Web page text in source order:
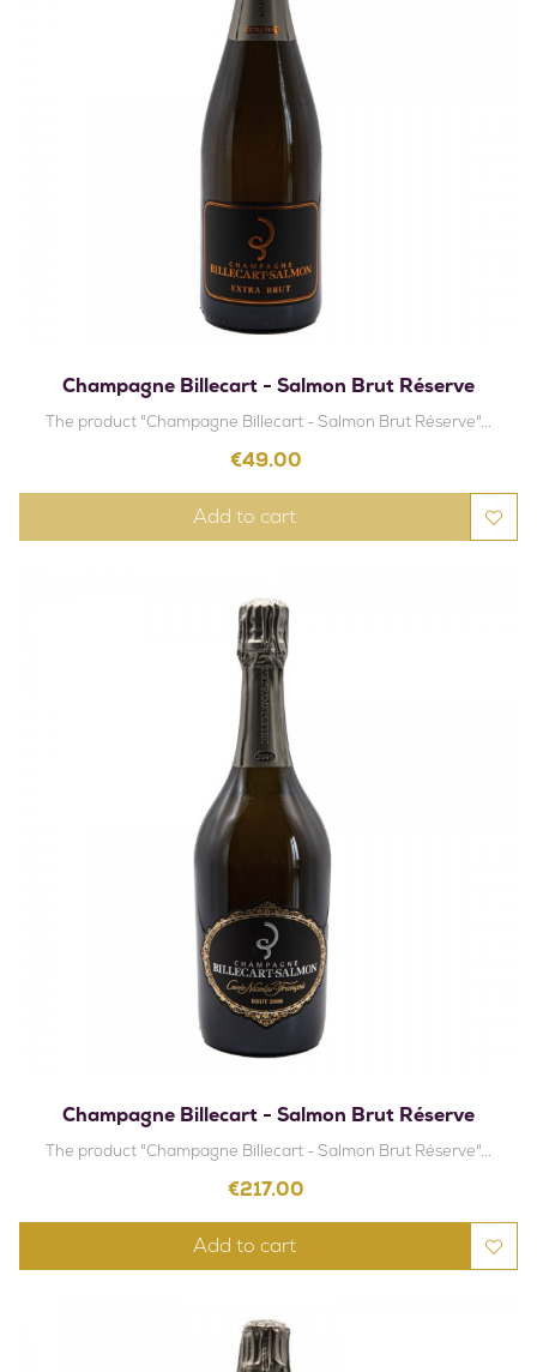
Champagne Billecart - Salmon Brut Réserve
The product "Champagne Billecart - Salmon Brut Réserve"...
Price
€49.00
Add to cart
Champagne Billecart - Salmon Brut Réserve
The product "Champagne Billecart - Salmon Brut Réserve"...
Price
€217.00
Add to cart